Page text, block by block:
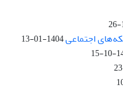
اجتماعی1404-01-13